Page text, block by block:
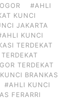
#AHLI
KUNCI
JAKARTA
KUNCI
TERDEKAT
TERDEKAT
BRANKAS
#AHLI KUNCI
FERARRI